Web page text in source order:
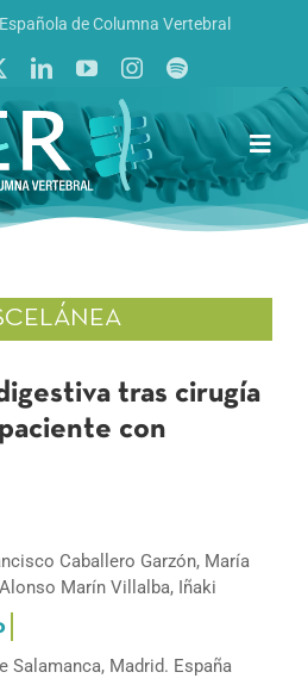
de Columna Vertebral
al Día
tras cirugía
con
Caballero Garzón, María
Marín Villalba, Iñaki
Salamanca, Madrid. España